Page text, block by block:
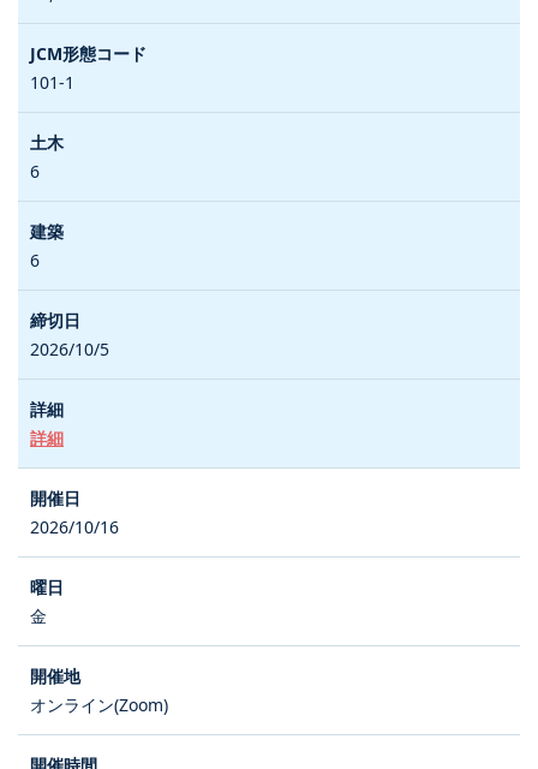
101-1
6
6
2026/10/5
詳細
2026/10/16
金
オンライン(Zoom)